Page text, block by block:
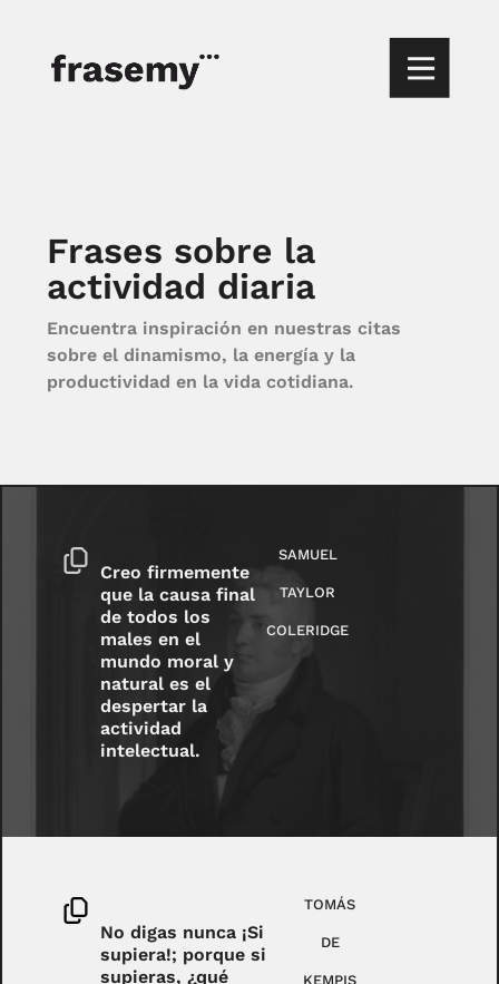
Frases sobre la
actividad diaria
Encuentra inspiración en nuestras citas
sobre el dinamismo, la energía y la
productividad en la vida cotidiana.
Creo firmemente
que la causa final
de todos los
males en el
mundo moral y
natural es el
despertar la
actividad
intelectual.
SAMUEL
TAYLOR
COLERIDGE
No digas nunca ¡Si
supiera!; porque si
supieras, ¿qué
TOMÁS
DE
KEMPIS